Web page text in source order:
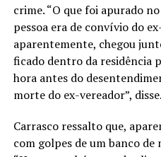
crime. “O que foi apurado
pessoa era de convívio do
aparentemente, chegou
ficado dentro da residência
hora antes do
morte do ex-vereador”, disse.
Carrasco ressalto que,
com golpes de um banco de